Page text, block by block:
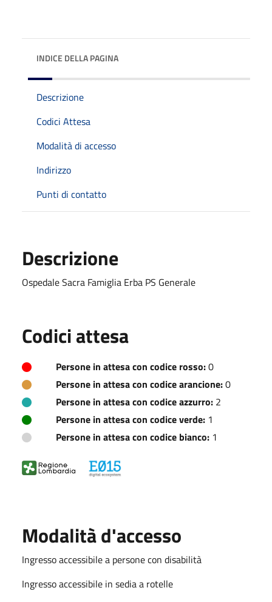
INDICE DELLA PAGINA
Descrizione
Codici Attesa
Modalità di accesso
Indirizzo
Punti di contatto
Descrizione
Ospedale Sacra Famiglia Erba PS Generale
Codici attesa
Persone in attesa con codice rosso:0
Persone in attesa con codice arancione:0
Persone in attesa con codice azzurro: 2
Persone in attesa con codice verde: 1
Persone in attesa con codice bianco: 1
Modalità d'accesso
Ingresso accessibile a persone con disabilità
Ingresso accessibile in sedia a rotelle